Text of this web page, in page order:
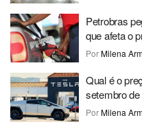
Petrobras
que afeta o
PorMilena
Qual é o
setembro de
PorMilena